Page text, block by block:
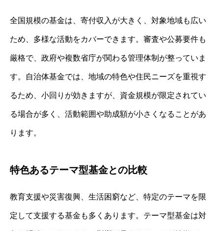
全国規模の基金は、寄付収入が大きく、対象地域も広い
ため、多様な活動をカバーできます。審査や公募要件も
厳格で、政府や複数省庁が関わる管理体制が整っていま
す。自治体基金では、地域の特色や住民ニーズを重視す
るため、小回りが効きますが、資金規模が限定されてい
る場合が多く、活動範囲や助成額が小さくなることがあ
ります。
特色あるテーマ型基金との比較
教育支援や災害復興、生活困窮など、特定のテーマを限
定して支援する基金も多くあります。テーマ型基金は対